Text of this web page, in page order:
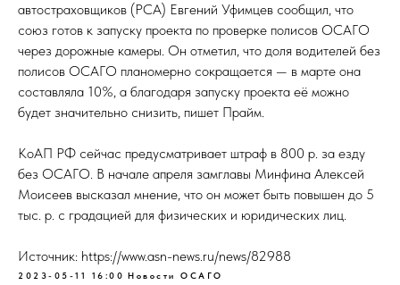
автостраховщиков (РСА) Евгений Уфимцев сообщил, что
союз готов к запуску проекта по проверке полисов ОСАГО
через дорожные камеры. Он отметил, что доля водителей без
полисов ОСАГО планомерно сокращается — в марте она
составляла 10%, а благодаря запуску проекта её можно
будет значительно снизить, пишет Прайм.
КоАП РФ сейчас предусматривает штраф в 800 р. за езду
без ОСАГО. В начале апреля замглавы Минфина Алексей
Моисеев высказал мнение, что он может быть повышен до 5
тыс. р. с градацией для физических и юридических лиц.
Источник: https://www.asn-news.ru/news/82988
2023-05-11 16:00 Новости ОСАГО